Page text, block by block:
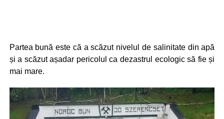
Partea bună este că a scăzut nivelul de salinitate din apă
și a scăzut așadar pericolul ca dezastrul ecologic să fie și
mai mare.